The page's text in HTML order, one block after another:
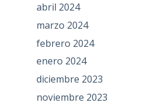
abril 2024
marzo 2024
febrero 2024
enero 2024
diciembre 2023
noviembre 2023